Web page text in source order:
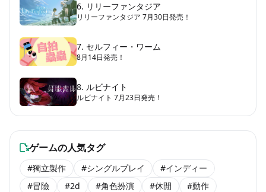
6. リリーファンタジア
リリーファンタジア 7月30日発売！
7. セルフィー・ワーム
8月14日発売！
8. ルビナイト
ルビナイト 7月23日発売！
ゲームの人気タグ
#獨立製作 #シングルプレイ
#インディー
#冒險
#2d #角色扮演 #休閒
#動作